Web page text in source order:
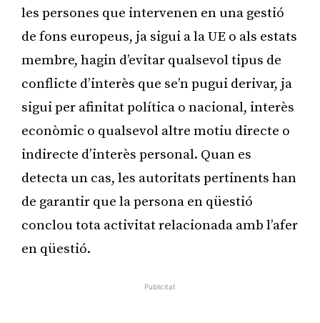
les persones que intervenen en una gestió
de fons europeus, ja sigui a la UE o als estats
membre, hagin d’evitar qualsevol tipus de
conflicte d’interès que se’n pugui derivar, ja
sigui per afinitat política o nacional, interès
econòmic o qualsevol altre motiu directe o
indirecte d’interès personal. Quan es
detecta un cas, les autoritats pertinents han
de garantir que la persona en qüestió
conclou tota activitat relacionada amb l’afer
en qüestió.
Publicitat